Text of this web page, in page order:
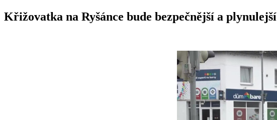
Křižovatka na Ryšánce bude bezpečnější a plynulejší